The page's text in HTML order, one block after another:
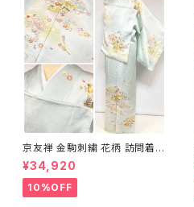
京友禅 金駒刺繍 花柄 訪問着
正絹 水色 黄緑 パステルカラー
アイスグリーン 1433
¥34,920
10%OFF